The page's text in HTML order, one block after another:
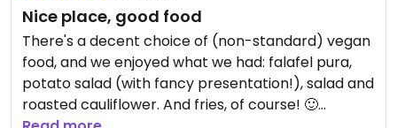
Nice place, good food
There's a decent choice of (non-standard) vegan
food, and we enjoyed what we had: falafel pura,
potato salad (with fancy presentation!), salad and
roasted cauliflower. And fries, of course! 🙂